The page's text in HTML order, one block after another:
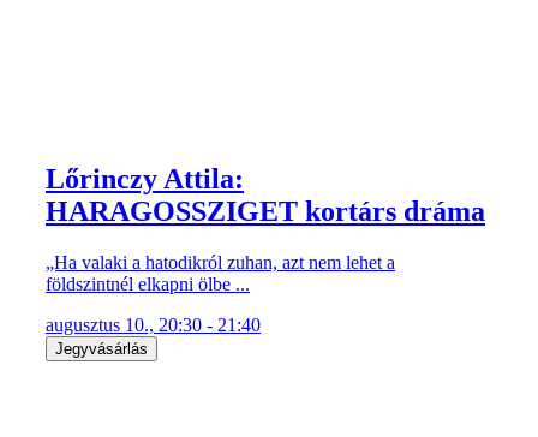
Lőrinczy Attila:
HARAGOSSZIGET kortárs dráma
„Ha valaki a hatodikról zuhan, azt nem lehet a
földszintnél elkapni ölbe ...
augusztus 10., 20:30 - 21:40
Jegyvásárlás